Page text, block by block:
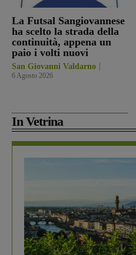
La Futsal Sangiovannese
ha scelto la strada della
continuità, appena un
paio i volti nuovi
San Giovanni Valdarno
6 Agosto 2026
In Vetrina